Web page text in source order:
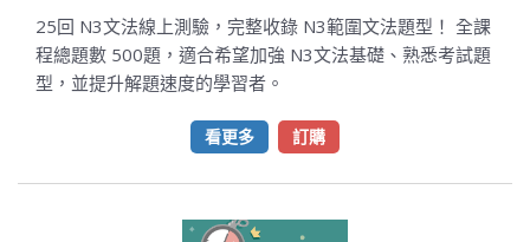
25回 N3文法線上測驗，完整收錄 N3範圍文法題型！ 全課
程總題數 500題，適合希望加強 N3文法基礎、熟悉考試題
型，並提升解題速度的學習者。
看更多 訂購